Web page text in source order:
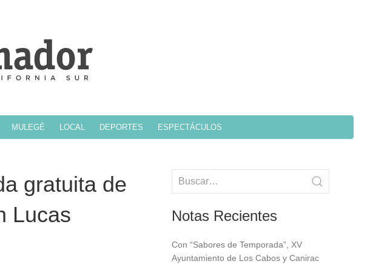
MULEGÉ LOCAL DEPORTES ESPECTÁCULOS
gratuita de
Lucas
Notas Recientes
Con “Sabores de Temporada”, XV
Ayuntamiento de Los Cabos y Canirac